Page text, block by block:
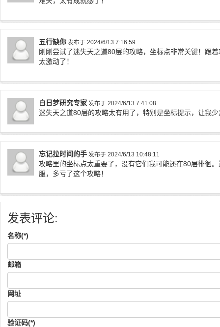
五行缺你 发布于 2024/6/13 7:16:59
刚刚尝试了迷失天之道80层的攻略，坐标点非常关键！跟
太激动了！
白日梦研究专家 发布于 2024/6/13 7:41:08
迷失天之道80层的攻略太有用了，特别是坐标提示，让我
忘记拉时间的手 发布于 2024/6/13 10:48:11
攻略里的坐标点太重要了，没有它们我可能还在80层徘徊
服，多亏了这个攻略！
发表评论:
名称(*)
邮箱
网址
验证码(*)